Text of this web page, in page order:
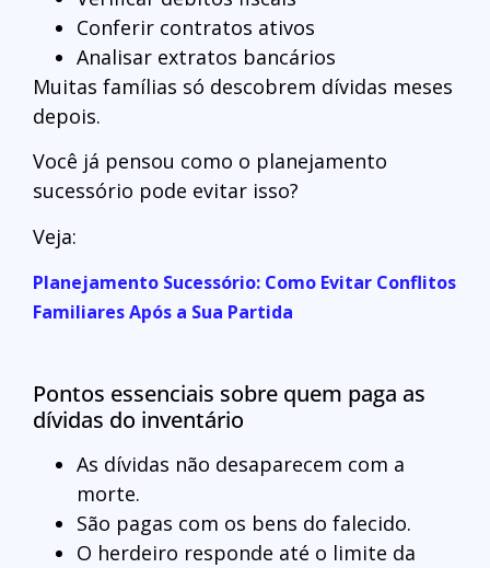
Conferir contratos ativos
Analisar extratos bancários
Muitas famílias só descobrem dívidas meses
depois.
Você já pensou como o planejamento
sucessório pode evitar isso?
Veja:
Planejamento Sucessório: Como Evitar Conflitos
Familiares Após a Sua Partida
Pontos essenciais sobre quem paga as
dívidas do inventário
As dívidas não desaparecem com a
morte.
São pagas com os bens do falecido.
O herdeiro responde até o limite da